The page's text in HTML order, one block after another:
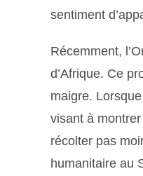
sentiment
Récemment,
d’Afrique. Ce
maigre.
visant à
récolter pas
humanitaire au